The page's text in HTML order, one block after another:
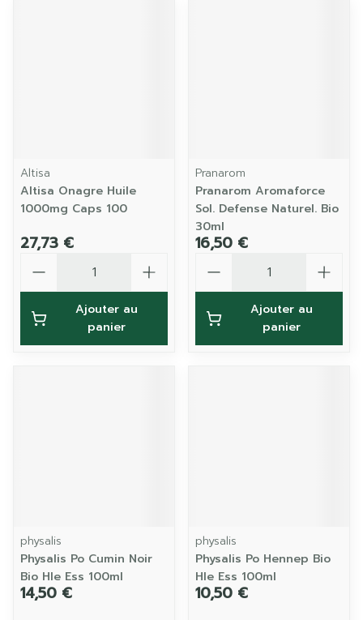
Altisa
Altisa Onagre Huile
1000mg Caps 100
27,73 €
Ajouter au
panier
Pranarom
Pranarom Aromaforce
Sol. Defense Naturel. Bio
30ml
16,50 €
Ajouter au
panier
physalis
Physalis Po Cumin Noir
Bio Hle Ess 100ml
14,50 €
physalis
Physalis Po Hennep Bio
Hle Ess 100ml
10,50 €